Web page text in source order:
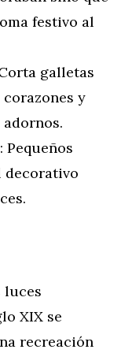
festivo al
galletas
y
: Pequeños
decorativo
luces
XIX se
recreación